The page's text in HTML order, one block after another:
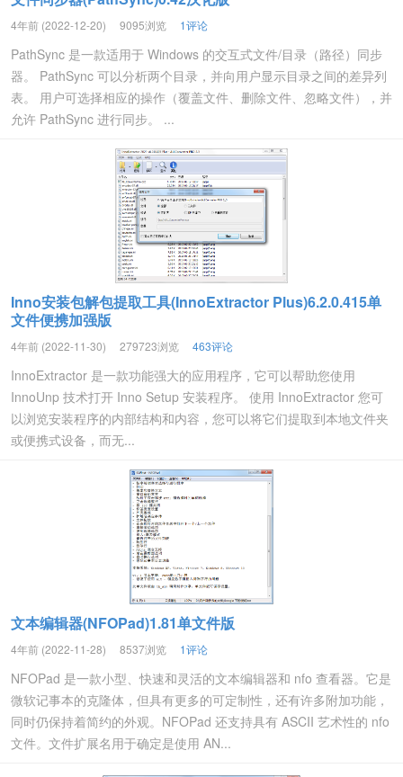
4年前 (2022-12-20) 9095浏览 1评论
PathSync 是一款适用于 Windows 的交互式文件/目录（路径）同步
器。 PathSync 可以分析两个目录，并向用户显示目录之间的差异列
表。 用户可选择相应的操作（覆盖文件、删除文件、忽略文件），并
允许 PathSync 进行同步。 ...
Inno安装包解包提取工具(InnoExtractor Plus)6.2.0.415单
文件便携加强版
4年前 (2022-11-30) 279723浏览 463评论
InnoExtractor 是一款功能强大的应用程序，它可以帮助您使用
InnoUnp 技术打开 Inno Setup 安装程序。 使用 InnoExtractor 您可
以浏览安装程序的内部结构和内容，您可以将它们提取到本地文件夹
或便携式设备，而无...
文本编辑器(NFOPad)1.81单文件版
4年前 (2022-11-28) 8537浏览 1评论
NFOPad 是一款小型、快速和灵活的文本编辑器和 nfo 查看器。它是
微软记事本的克隆体，但具有更多的可定制性，还有许多附加功能，
同时仍保持着简约的外观。NFOPad 还支持具有 ASCII 艺术性的 nfo
文件。文件扩展名用于确定是使用 AN...